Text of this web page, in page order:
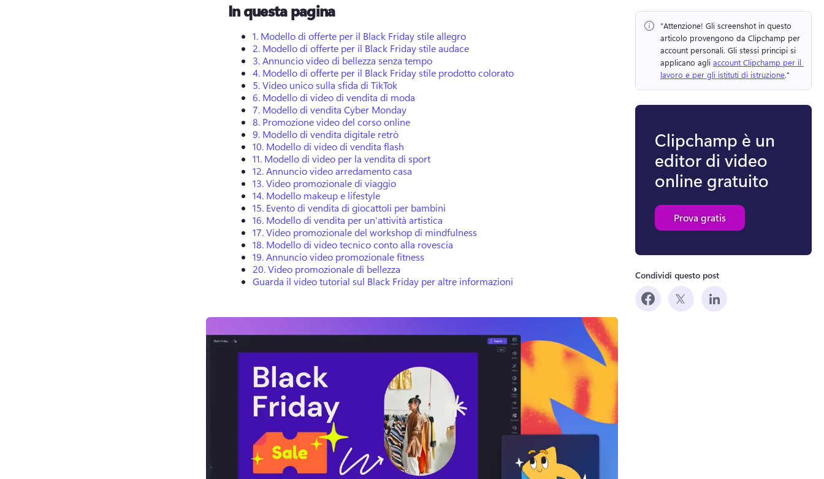
In questa pagina
1. Modello di offerte per il Black Friday stile allegro
2. Modello di offerte per il Black Friday stile audace
3. Annuncio video di bellezza senza tempo
4. Modello di offerte per il Black Friday stile prodotto colorato
5. Video unico sulla sfida di TikTok
6. Modello di video di vendita di moda
7. Modello di vendita Cyber Monday
8. Promozione video del corso online
9. Modello di vendita digitale retrò
10. Modello di video di vendita flash
11. Modello di video per la vendita di sport
12. Annuncio video arredamento casa
13. Video promozionale di viaggio
14. Modello makeup e lifestyle
15. Evento di vendita di giocattoli per bambini
16. Modello di vendita per un'attività artistica
17. Video promozionale del workshop di mindfulness
18. Modello di video tecnico conto alla rovescia
19. Annuncio video promozionale fitness
20. Video promozionale di bellezza
Guarda il video tutorial sul Black Friday per altre informazioni
"Attenzione! Gli screenshot in questo
articolo provengono da Clipchamp per
account personali. Gli stessi principi si
applicano agli account Clipchamp per il
lavoro e per gli istituti di istruzione."
Clipchamp è un
editor di video
online gratuito
Prova gratis
Condividi questo post